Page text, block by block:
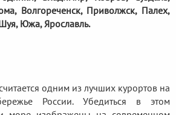
Волгореченск, Приволжск, Палех,
Южа, Ярославль.
одним из лучших курортов на
России. Убедиться в этом